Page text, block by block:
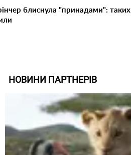
блиснула "принадами": таких
НОВИНИ ПАРТНЕРІВ